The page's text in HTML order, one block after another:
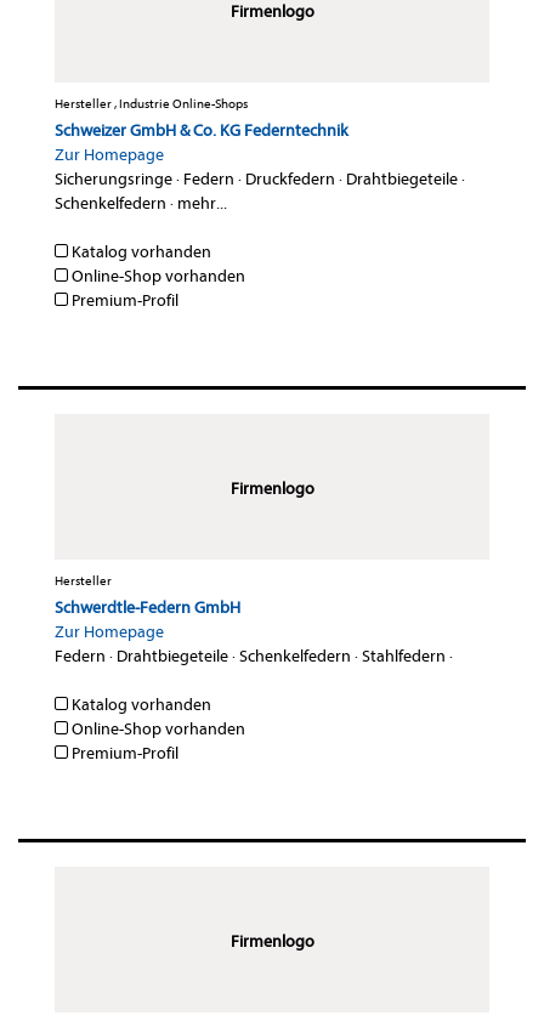
Firmenlogo
Hersteller , Industrie Online-Shops
Schweizer GmbH & Co. KG Federntechnik
Zur Homepage
Sicherungsringe· Federn · Druckfedern · Drahtbiegeteile·
Schenkelfedern · mehr...
Katalog vorhanden
Online-Shop vorhanden
Premium-Profil
Firmenlogo
Hersteller
Schwerdtle-Federn GmbH
Zur Homepage
Federn · Drahtbiegeteile·Schenkelfedern ·Stahlfedern ·
Katalog vorhanden
Online-Shop vorhanden
Premium-Profil
Firmenlogo